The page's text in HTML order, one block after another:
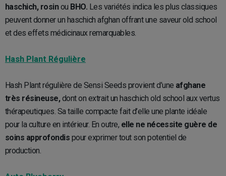
haschich, rosinou BHO. Les variétés indica les plus classiques
peuvent donner un haschich afghan offrant une saveur old school
et des effets médicinaux remarquables.
Hash Plant Régulière
Hash Plant régulière de Sensi Seeds provient d’une afghane
très résineuse,dont on extrait un haschich old school aux vertus
thérapeutiques. Sa taille compacte fait d’elle une plante idéale
pour la culture en intérieur. En outre, elle ne nécessite guère de
soins approfondis pour exprimer tout son potentiel de
production.